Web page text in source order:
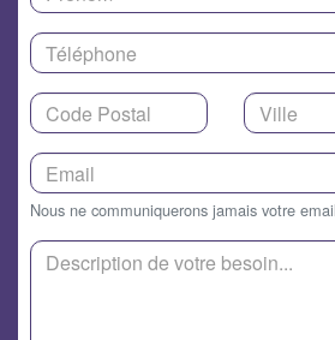
Nous ne communiquerons jamais votre